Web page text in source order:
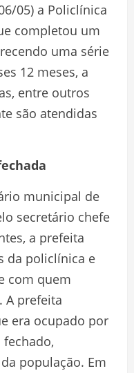
05) a Policlínica
completou um
uma série
12 meses, a
entre outros
são atendidas
municipal de
secretário chefe
a prefeita
da policlínica e
com quem
A prefeita
era ocupado por
população. Em